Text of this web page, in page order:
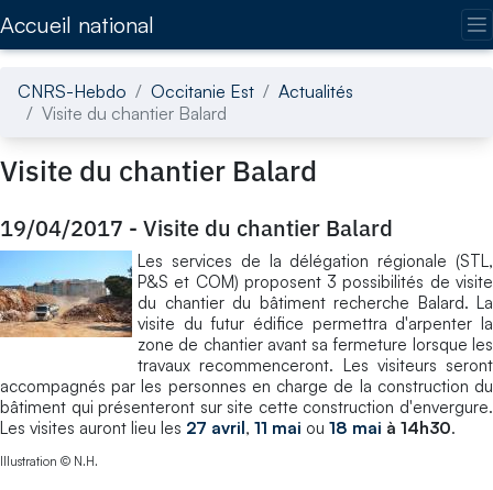
Accueil national
CNRS-Hebdo Occitanie Est
Actualités
Visite du chantier Balard
Visite du chantier Balard
19/04/2017 - Visite du chantier Balard
Les services de la délégation régionale (STL,
P&S et COM) proposent 3 possibilités de visite
du chantier du bâtiment recherche Balard. La
visite du futur édifice permettra d'arpenter la
zone de chantier avant sa fermeture lorsque les
travaux recommenceront. Les visiteurs seront
accompagnés par les personnes en charge de la construction du
bâtiment qui présenteront sur site cette construction d'envergure.
Les visites auront lieu les 27 avril, 11 mai ou 18 mai à 14h30.
Illustration © N.H.